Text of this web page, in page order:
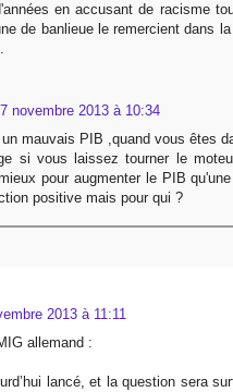
en accusant de racisme
de banlieue le remercient dans
novembre 2013 à 10:34
un mauvais PIB ,quand vous êtes
si vous laissez tourner le
pour augmenter le PIB
positive mais pour qui ?
2013 à 11:11
allemand :
lancé, et la question sera